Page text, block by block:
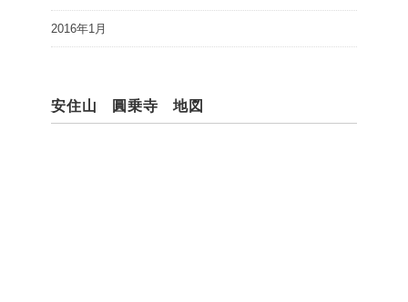
2016年1月
安住山 圓乗寺 地図